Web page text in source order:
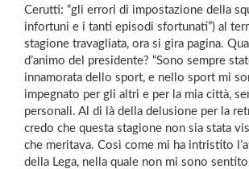
Cerutti: “gli errori di impostazione della
infortuni e i tanti episodi sfortunati”) al
stagione travagliata, ora si gira pagina.
d’animo del presidente? “Sono sempre
innamorata dello sport, e nello sport mi
impegnato per gli altri e per la mia città,
personali. Al di là della delusione per la
credo che questa stagione non sia stata
che meritava. Così come mi ha intristito
della Lega, nella quale non mi sono